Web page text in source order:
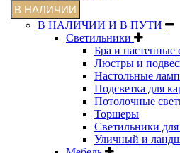
В НАЛИЧИИ
В НАЛИЧИИ И В ПУТИ
Светильники
Бра и настенные
Люстры и
Настольные
Подсветка для
Потолочные
Торшеры
Светильники
Уличный и